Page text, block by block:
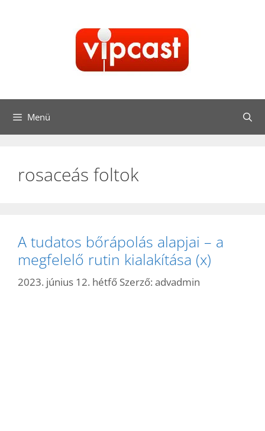
Menü
rosaceás foltok
A tudatos bőrápolás alapjai – a
megfelelő rutin kialakítása (x)
2023. június 12. hétfő Szerző: advadmin